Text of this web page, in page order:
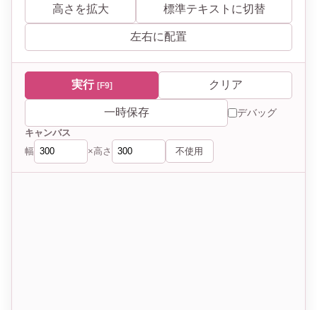
高さを拡大 標準テキストに切替
左右に配置
実行 [F9] クリア
一時保存 デバッグ
キャンバス
幅
×高さ 不使用